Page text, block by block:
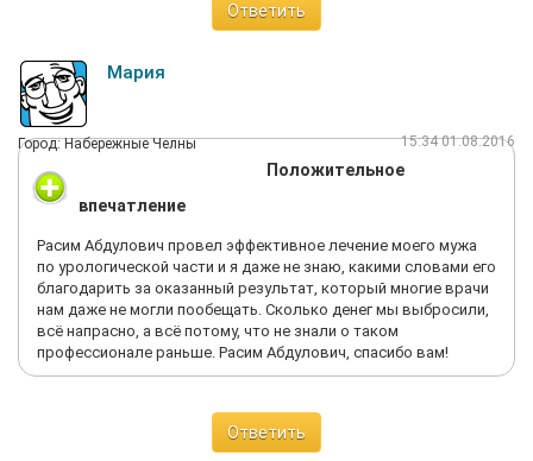
Ответить
Мария
Город: Набережные Челны 15:34 01.08.2016
Положительное
впечатление
Расим Абдулович провел эффективное лечение моего мужа
по урологической части и я даже не знаю, какими словами его
благодарить за оказанный результат, который многие врачи
нам даже не могли пообещать. Сколько денег мы выбросили,
всё напрасно, а всё потому, что не знали о таком
профессионале раньше. Расим Абдулович, спасибо вам!
Ответить